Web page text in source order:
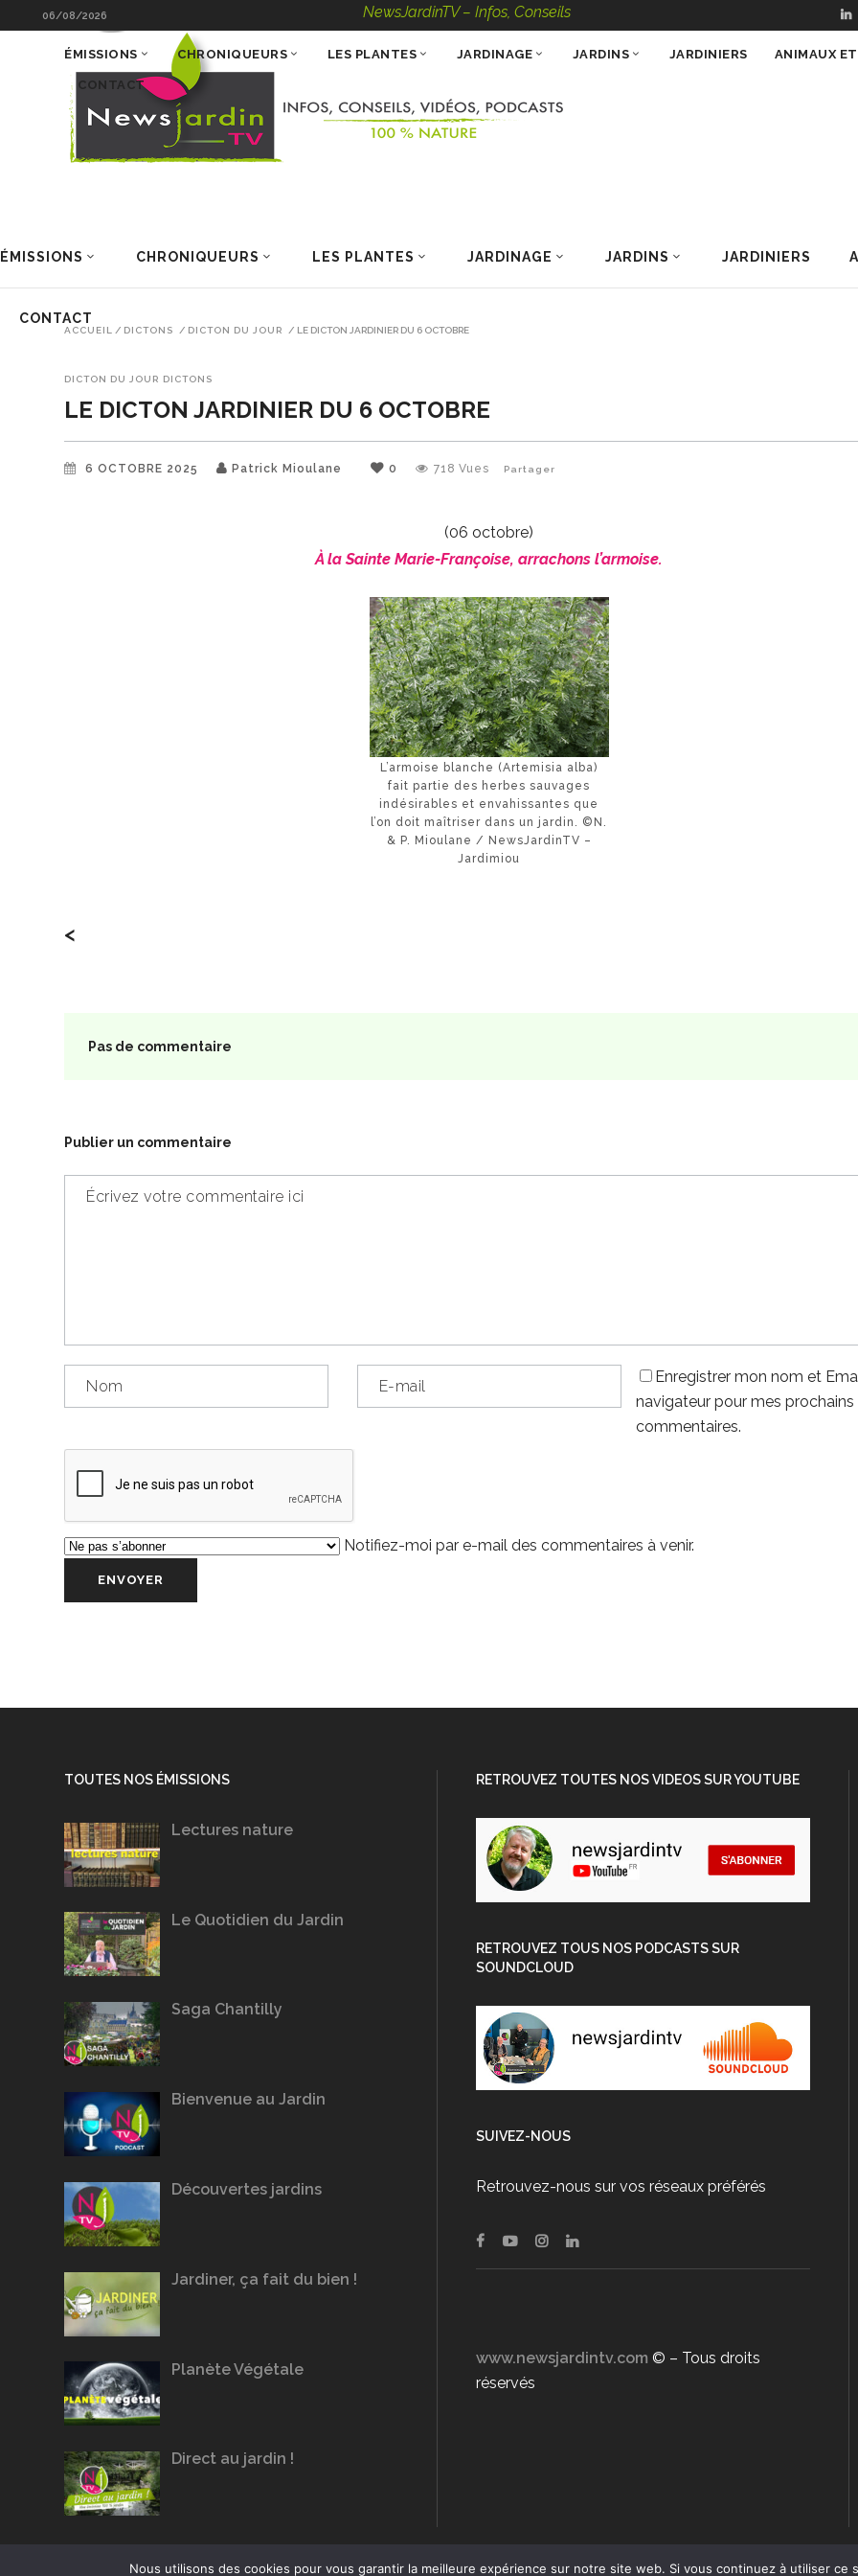
06/08/2026 NewsJardinTV – Infos, Conseils, Vidéos, Podcasts – 100 % Nature
ÉMISSIONS CHRONIQUEURS LES PLANTES JARDINAGE JARDINS JARDINIERS
CONTACT
ÉMISSIONS CHRONIQUEURS LES PLANTES JARDINAGE JARDINS JARDINIERS ANIMAUX
CONTACT
ACCUEIL / DICTONS / DICTON DU JOUR / LE DICTON JARDINIER DU 6 OCTOBRE
DICTON DU JOUR DICTONS
LE DICTON JARDINIER DU 6 OCTOBRE
6 OCTOBRE 2025 Patrick Mioulane 0 718 Vues Partager
(06 octobre)
À la Sainte Marie-Françoise, arrachons l’armoise.
L’armoise blanche (Artemisia alba)
fait partie des herbes sauvages
indésirables et envahissantes que
l’on doit maîtriser dans un jardin. ©N.
& P. Mioulane / NewsJardinTV –
Jardimiou
<
Pas de commentaire
Publier un commentaire
Enregistrer mon nom et
navigateur pour mes prochains
commentaires.
Notifiez-moi par e-mail des commentaires à venir.
TOUTES NOS ÉMISSIONS
Lectures nature
Le Quotidien du Jardin
Saga Chantilly
Bienvenue au Jardin
Découvertes jardins
Jardiner, ça fait du bien !
Planète Végétale
Direct au jardin !
RETROUVEZ TOUTES NOS VIDEOS SUR YOUTUBE
RETROUVEZ TOUS NOS PODCASTS SUR
SOUNDCLOUD
SUIVEZ-NOUS
Retrouvez-nous sur vos réseaux préférés
www.newsjardintv.com © – Tous droits
réservés
Nous utilisons des cookies pour vous garantir la meilleure expérience sur notre site web. Si vous continuez à utiliser